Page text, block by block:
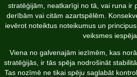
stratēģijām, neatkarīgi no tā, vai runa ir
derībām vai citām azartspēlēm.
ievērot noteiktus noteikumus un
veiksmes
Viena no galvenajām iezīmēm, kas
stratēģijās, ir tās spēja nodrošināt
Tas nozīmē ne tikai spēju saglabāt